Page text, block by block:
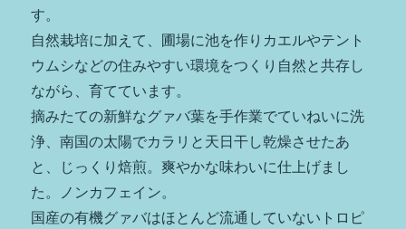
す。
自然栽培に加えて、圃場に池を作りカエルやテント
ウムシなどの住みやすい環境をつくり自然と共存し
ながら、育てています。
摘みたての新鮮なグァバ葉を手作業でていねいに洗
浄、南国の太陽でカラリと天日干し乾燥させたあ
と、じっくり焙煎。爽やかな味わいに仕上げまし
た。ノンカフェイン。
国産の有機グァバはほとんど流通していないトロピ